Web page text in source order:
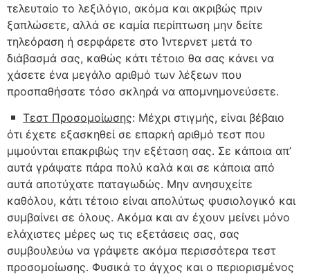
τελευταίο το λεξιλόγιο, ακόμα και ακριβώς πριν
ξαπλώσετε, αλλά σε καμία περίπτωση μην δείτε
τηλεόραση ή σερφάρετε στο Ίντερνετ μετά το
διάβασμά σας, καθώς κάτι τέτοιο θα σας κάνει να
χάσετε ένα μεγάλο αριθμό των λέξεων που
προσπαθήσατε τόσο σκληρά να απομνημονεύσετε.
Τεστ Προσομοίωσης: Μέχρι στιγμής, είναι βέβαιο
ότι έχετε εξασκηθεί σε επαρκή αριθμό τεστ που
μιμούνται επακριβώς την εξέταση σας. Σε κάποια απ’
αυτά γράψατε πάρα πολύ καλά και σε κάποια από
αυτά αποτύχατε παταγωδώς. Μην ανησυχείτε
καθόλου, κάτι τέτοιο είναι απολύτως φυσιολογικό και
συμβαίνει σε όλους. Ακόμα και αν έχουν μείνει μόνο
ελάχιστες μέρες ως τις εξετάσεις σας, σας
συμβουλεύω να γράψετε ακόμα περισσότερα τεστ
προσομοίωσης. Φυσικά το άγχος και ο περιορισμένος